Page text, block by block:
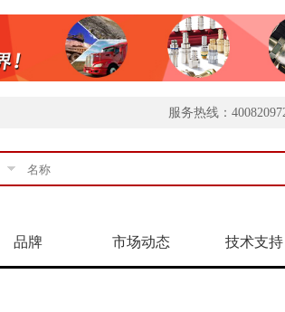
服务热线：
品牌 市场动态 技术支持